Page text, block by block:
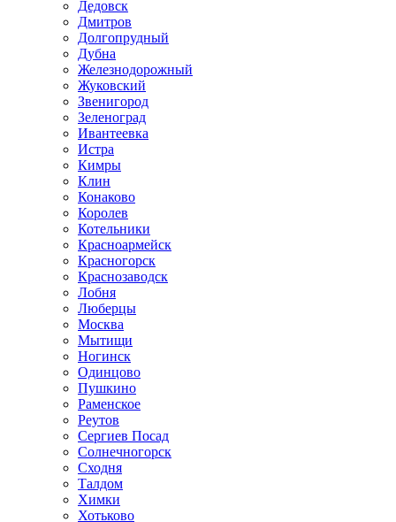
Дедовск
Дмитров
Долгопрудный
Дубна
Железнодорожный
Жуковский
Звенигород
Зеленоград
Ивантеевка
Истра
Кимры
Клин
Конаково
Королев
Котельники
Красноармейск
Красногорск
Краснозаводск
Лобня
Люберцы
Москва
Мытищи
Ногинск
Одинцово
Пушкино
Раменское
Реутов
Сергиев Посад
Солнечногорск
Сходня
Талдом
Химки
Хотьково